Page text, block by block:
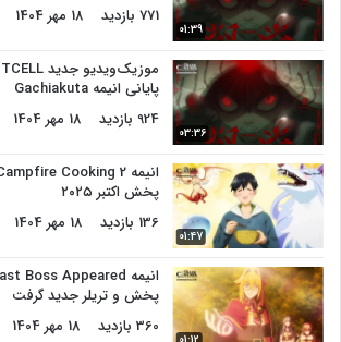
01:39
771 بازدید
18 مهر 1404
03:36
پایانی انیمه Gachiakuta
924 بازدید
18 مهر 1404
01:47
پخش اکتبر ۲۰۲۵
136 بازدید
18 مهر 1404
پخش و تریلر جدید گرفت
360 بازدید
18 مهر 1404